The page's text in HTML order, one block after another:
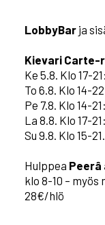
LobbyBarja
Kievari Carte-
Ke 5.8. Klo 17-
To 6.8. Klo 14-
Pe 7.8. Klo 14-
La 8.8. Klo 17-
Su 9.8. Klo 15-
Hulppea
klo 8-10 –
28€/hlö